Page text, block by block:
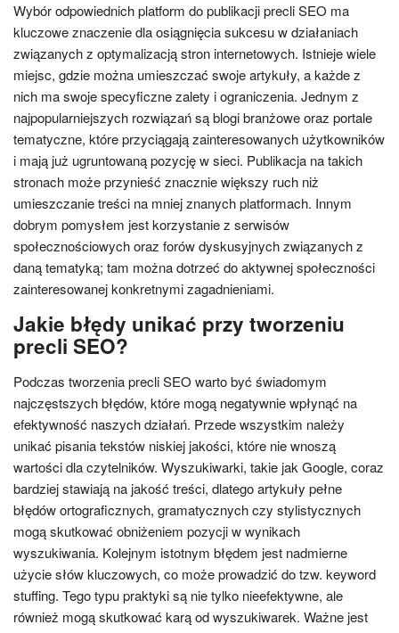
Wybór odpowiednich platform do publikacji precli SEO ma
kluczowe znaczenie dla osiągnięcia sukcesu w działaniach
związanych z optymalizacją stron internetowych. Istnieje wiele
miejsc, gdzie można umieszczać swoje artykuły, a każde z
nich ma swoje specyficzne zalety i ograniczenia. Jednym z
najpopularniejszych rozwiązań są blogi branżowe oraz portale
tematyczne, które przyciągają zainteresowanych użytkowników
i mają już ugruntowaną pozycję w sieci. Publikacja na takich
stronach może przynieść znacznie większy ruch niż
umieszczanie treści na mniej znanych platformach. Innym
dobrym pomysłem jest korzystanie z serwisów
społecznościowych oraz forów dyskusyjnych związanych z
daną tematyką; tam można dotrzeć do aktywnej społeczności
zainteresowanej konkretnymi zagadnieniami.
Jakie błędy unikać przy tworzeniu
precli SEO?
Podczas tworzenia precli SEO warto być świadomym
najczęstszych błędów, które mogą negatywnie wpłynąć na
efektywność naszych działań. Przede wszystkim należy
unikać pisania tekstów niskiej jakości, które nie wnoszą
wartości dla czytelników. Wyszukiwarki, takie jak Google, coraz
bardziej stawiają na jakość treści, dlatego artykuły pełne
błędów ortograficznych, gramatycznych czy stylistycznych
mogą skutkować obniżeniem pozycji w wynikach
wyszukiwania. Kolejnym istotnym błędem jest nadmierne
użycie słów kluczowych, co może prowadzić do tzw. keyword
stuffing. Tego typu praktyki są nie tylko nieefektywne, ale
również mogą skutkować karą od wyszukiwarek. Ważne jest